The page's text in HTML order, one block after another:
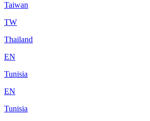
Taiwan
TW
Thailand
EN
Tunisia
EN
Tunisia